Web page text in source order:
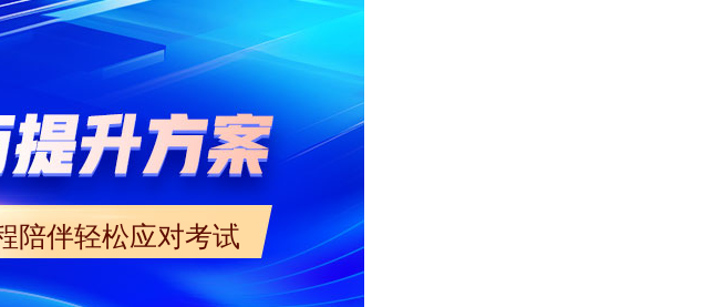
陪伴轻松应对考试